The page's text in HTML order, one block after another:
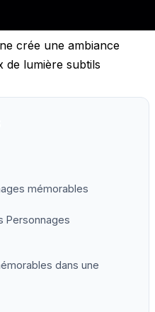
crée une ambiance
de lumière subtils
mémorables
Personnages
dans une